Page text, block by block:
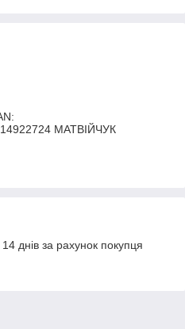
МАТВIЙЧУК
днів за рахунок покупця